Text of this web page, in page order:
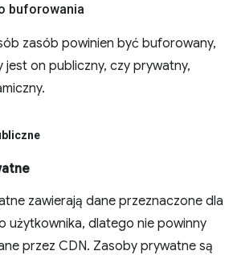
buforowania
zasób powinien być buforowany,
jest on publiczny, czy prywatny,
zawierają dane przeznaczone dla
użytkownika, dlatego nie powinny
przez CDN. Zasoby prywatne są